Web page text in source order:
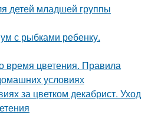
детей младшей группы
с рыбками ребенку.
время цветения. Правила
условиях
за цветком декабрист. Уход